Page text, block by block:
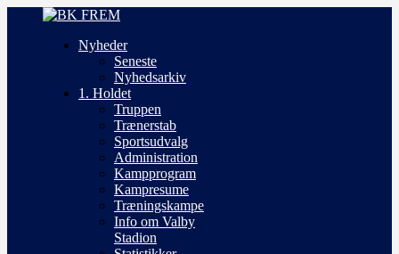
Nyheder
Seneste
Nyhedsarkiv
1. Holdet
Truppen
Trænerstab
Sportsudvalg
Administration
Kampprogram
Kampresume
Træningskampe
Info om Valby
Stadion